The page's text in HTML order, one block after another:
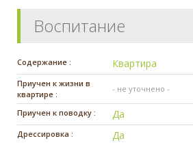
Воспитание
Содержание : Квартира
Приучен к жизни в
квартире :
- не уточнено -
Приучен к поводку : Да
Дрессировка : Да